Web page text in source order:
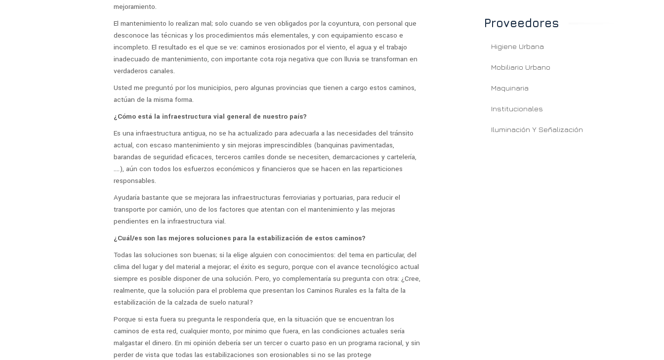
mejoramiento.
El mantenimiento lo realizan mal; solo cuando se ven obligados por la coyuntura, con personal que
desconoce las técnicas y los procedimientos más elementales, y con equipamiento escaso e
incompleto. El resultado es el que se ve: caminos erosionados por el viento, el agua y el trabajo
inadecuado de mantenimiento, con importante cota roja negativa que con lluvia se transforman en
verdaderos canales.
Usted me preguntó por los municipios, pero algunas provincias que tienen a cargo estos caminos,
actúan de la misma forma.
¿Cómo está la infraestructura vial general de nuestro país?
Es una infraestructura antigua, no se ha actualizado para adecuarla a las necesidades del tránsito
actual, con escaso mantenimiento y sin mejoras imprescindibles (banquinas pavimentadas,
barandas de seguridad eficaces, terceros carriles donde se necesiten, demarcaciones y cartelería,
….), aún con todos los esfuerzos económicos y financieros que se hacen en las reparticiones
responsables.
Ayudaría bastante que se mejorara las infraestructuras ferroviarias y portuarias, para reducir el
transporte por camión, uno de los factores que atentan con el mantenimiento y las mejoras
pendientes en la infraestructura vial.
¿Cuál/es son las mejores soluciones para la estabilización de estos caminos?
Todas las soluciones son buenas; si la elige alguien con conocimientos: del tema en particular, del
clima del lugar y del material a mejorar; el éxito es seguro, porque con el avance tecnológico actual
siempre es posible disponer de una solución. Pero, yo complementaría su pregunta con otra: ¿Cree,
realmente, que la solución para el problema que presentan los Caminos Rurales es la falta de la
estabilización de la calzada de suelo natural?
Porque si esta fuera su pregunta le respondería que, en la situación que se encuentran los
caminos de esta red, cualquier monto, por mínimo que fuera, en las condiciones actuales sería
malgastar el dinero. En mi opinión debería ser un tercer o cuarto paso en un programa racional, y sin
perder de vista que todas las estabilizaciones son erosionables si no se las protege
Proveedores
Higiene Urbana
Mobiliario Urbano
Maquinaria
Institucionales
Iluminación Y Señalización